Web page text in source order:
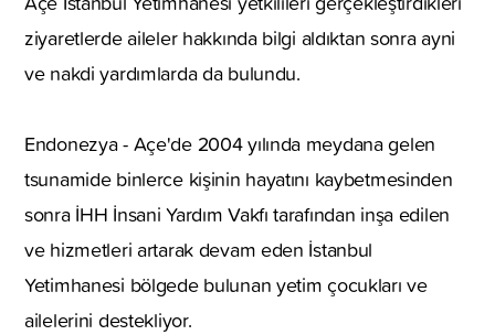
ziyaretlerde aileler hakkında bilgi aldıktan sonra ayni
ve nakdi yardımlarda da bulundu.
Endonezya - Açe'de 2004 yılında meydana gelen
tsunamide binlerce kişinin hayatını kaybetmesinden
sonra İHH İnsani Yardım Vakfı tarafından inşa edilen
ve hizmetleri artarak devam eden İstanbul
Yetimhanesi bölgede bulunan yetim çocukları ve
ailelerini destekliyor.